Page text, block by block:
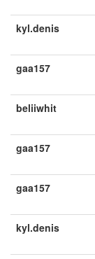
kyl.denis
gaa157
beliiwhit
gaa157
gaa157
kyl.denis